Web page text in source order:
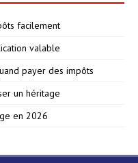
facilement
valable
payer des impôts
un héritage
en 2026